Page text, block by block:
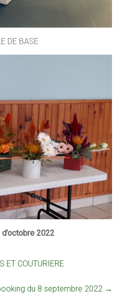
DE BASE
2022
ET COUTURIERE
du 8 septembre 2022 →